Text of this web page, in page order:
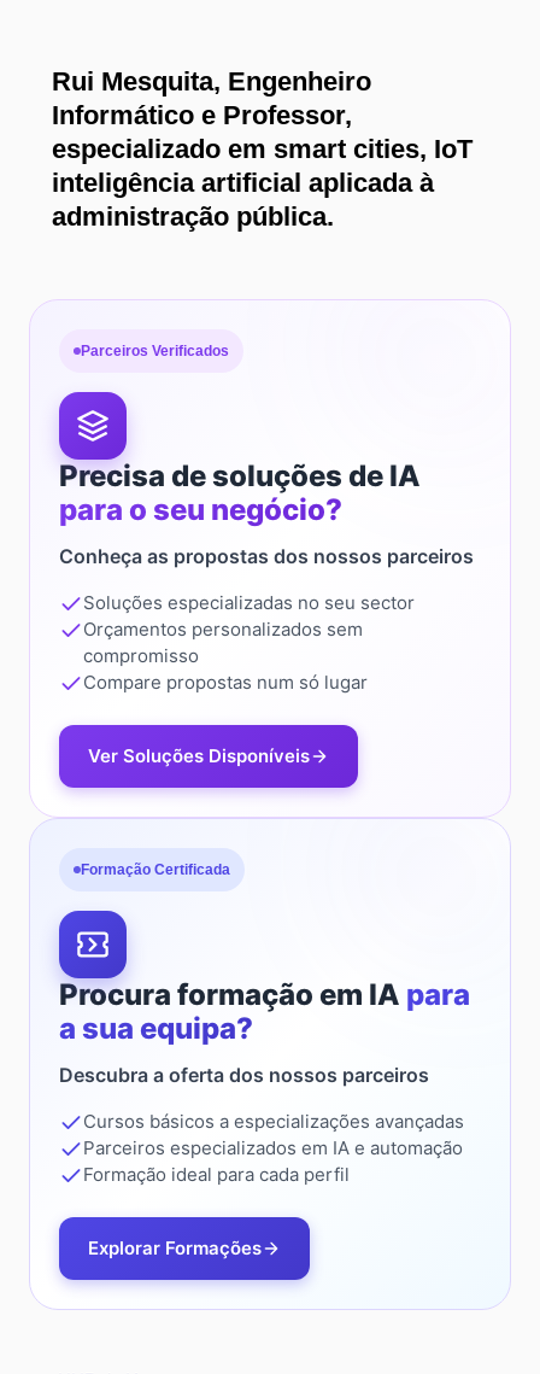
Rui Mesquita, Engenheiro
Informático e Professor,
especializado em smart cities, IoT
inteligência artificial aplicada à
administração pública.
Parceiros Verificados
Precisa de soluções de IA
para o seu negócio?
Conheça as propostas dos nossos parceiros
Soluções especializadas no seu sector
Orçamentos personalizados sem
compromisso
Compare propostas num só lugar
Ver Soluções Disponíveis
Formação Certificada
Procura formação em IA para
a sua equipa?
Descubra a oferta dos nossos parceiros
Cursos básicos a especializações avançadas
Parceiros especializados em IA e automação
Formação ideal para cada perfil
Explorar Formações